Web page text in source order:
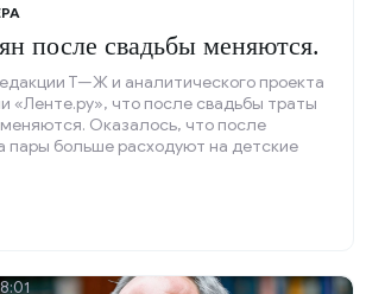
после свадьбы меняются.
Т—Ж и аналитического проекта
«Ленте.ру», что после свадьбы траты
Оказалось, что после
пары больше расходуют на детские